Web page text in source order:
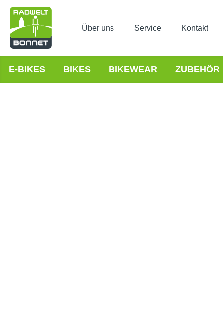
Über uns Service Kontakt
E-BIKES BIKES BIKEWEAR ZUBEHÖR